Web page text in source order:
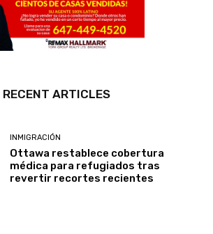
RECENT ARTICLES
INMIGRACIÓN
Ottawa restablece cobertura
médica para refugiados tras
revertir recortes recientes